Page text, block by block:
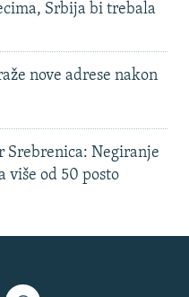
Srbija bi trebala
nove adrese nakon
Negiranje
više od 50 posto